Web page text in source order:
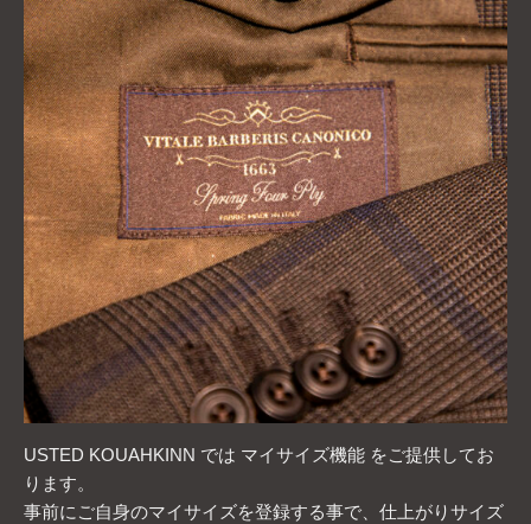
USTED KOUAHKINN では マイサイズ機能 をご提供してお
ります。
事前にご自身のマイサイズを登録する事で、仕上がりサイズ